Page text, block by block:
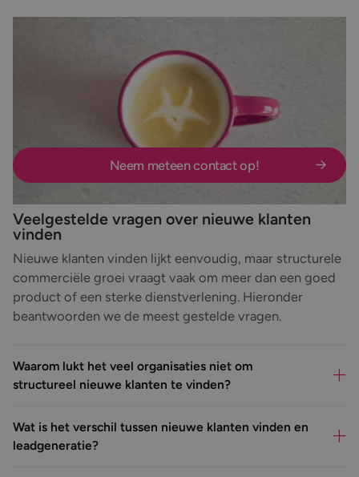
Wil je minder afhankelijk worden van toeval en werken
aan een stabiele commerciële basis voor verdere groei?
We bespreken graag welke aanpak aansluit op jouw
doelstellingen, doelgroep en ambities.
Neem meteen contact op!
Veelgestelde vragen over nieuwe klanten
vinden
Nieuwe klanten vinden lijkt eenvoudig, maar structurele
commerciële groei vraagt vaak om meer dan een goed
product of een sterke dienstverlening. Hieronder
beantwoorden we de meest gestelde vragen.
Waarom lukt het veel organisaties niet om
structureel nieuwe klanten te vinden?
Wat is het verschil tussen nieuwe klanten vinden en
leadgeneratie?